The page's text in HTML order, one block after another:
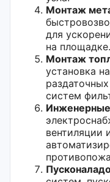
Монтаж
для
на площадке.
Монтаж
установка
систем
Инженерные
вентиляции